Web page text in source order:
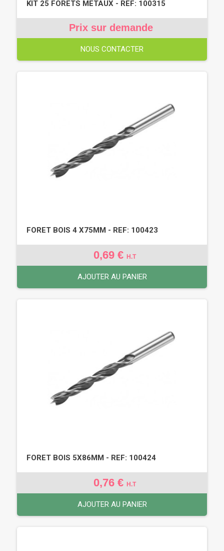
KIT 25 FORETS METAUX - REF: 100315
Prix sur demande
NOUS CONTACTER
FORET BOIS 4 X75MM - REF: 100423
0,69 € H.T
AJOUTER AU PANIER
FORET BOIS 5X86MM - REF: 100424
0,76 € H.T
AJOUTER AU PANIER